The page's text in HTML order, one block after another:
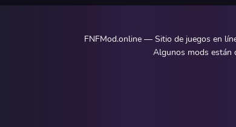
FNFMod.online — Sitio de juegos en
Algunos mods están